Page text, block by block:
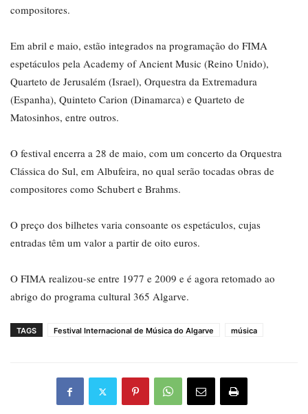
compositores.
Em abril e maio, estão integrados na programação do FIMA
espetáculos pela Academy of Ancient Music (Reino Unido),
Quarteto de Jerusalém (Israel), Orquestra da Extremadura
(Espanha), Quinteto Carion (Dinamarca) e Quarteto de
Matosinhos, entre outros.
O festival encerra a 28 de maio, com um concerto da Orquestra
Clássica do Sul, em Albufeira, no qual serão tocadas obras de
compositores como Schubert e Brahms.
O preço dos bilhetes varia consoante os espetáculos, cujas
entradas têm um valor a partir de oito euros.
O FIMA realizou-se entre 1977 e 2009 e é agora retomado ao
abrigo do programa cultural 365 Algarve.
TAGS Festival Internacional de Música do Algarve música